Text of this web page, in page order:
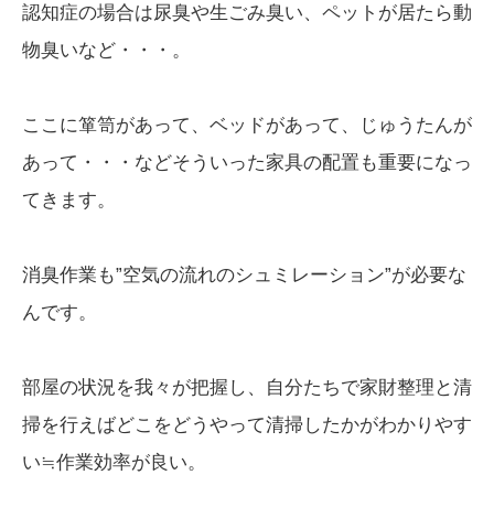
認知症の場合は尿臭や生ごみ臭い、ペットが居たら動
物臭いなど・・・。
ここに箪笥があって、ベッドがあって、じゅうたんが
あって・・・などそういった家具の配置も重要になっ
てきます。
消臭作業も”空気の流れのシュミレーション”が必要な
んです。
部屋の状況を我々が把握し、自分たちで家財整理と清
掃を行えばどこをどうやって清掃したかがわかりやす
い≒作業効率が良い。